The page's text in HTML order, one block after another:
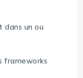
dans un ou
frameworks